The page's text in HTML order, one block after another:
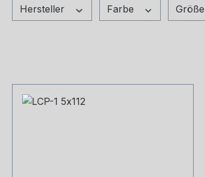
Hersteller Farbe Größe